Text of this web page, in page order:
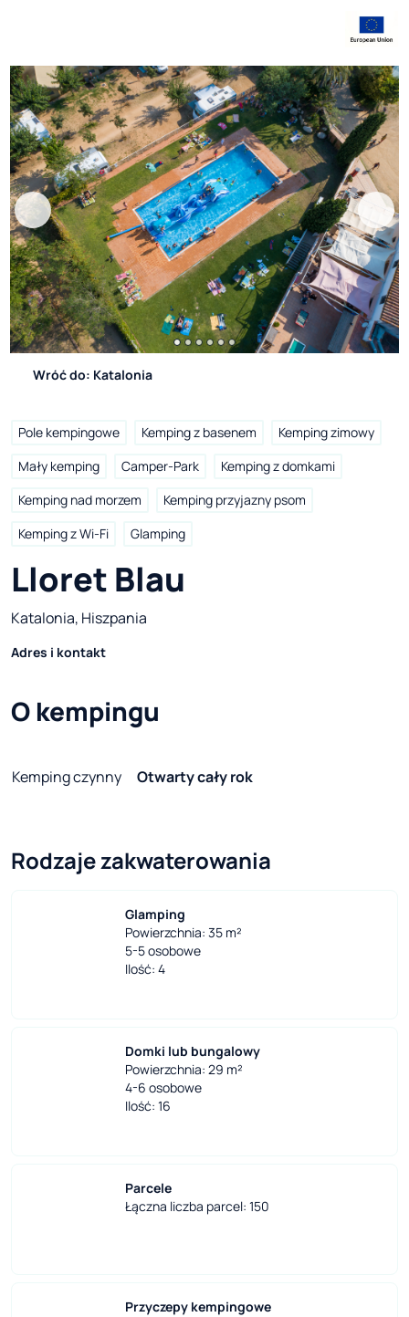
Wróć do: Katalonia
Pole kempingowe Kemping z basenem
Kemping zimowy
Mały kemping
Camper-Park
Kemping z domkami
Kemping nad morzem
Kemping przyjazny psom
Kemping z Wi-Fi
Glamping
Lloret Blau
Katalonia, Hiszpania
Adres i kontakt
O kempingu
Kemping czynny Otwarty cały rok
Rodzaje zakwaterowania
Glamping
Powierzchnia: 35 m²
5-5 osobowe
Ilość: 4
Domki lub bungalowy
Powierzchnia: 29 m²
4-6 osobowe
Ilość: 16
Parcele
Łączna liczba parcel: 150
Przyczepy kempingowe